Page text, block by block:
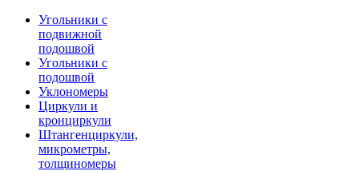
Угольники с
подвижной
подошвой
Угольники с
подошвой
Уклономеры
Циркули и
кронциркули
Штангенциркули,
микрометры,
толщиномеры